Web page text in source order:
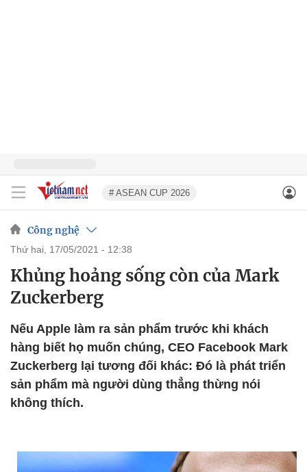
# ASEAN CUP 2026
Công nghệ
thứ hai, 17/05/2021 - 12:38
Khủng hoảng sống còn của Mark
Zuckerberg
Nếu Apple làm ra sản phẩm trước khi khách
hàng biết họ muốn chúng, CEO Facebook Mark
Zuckerberg lại tương đối khác: Đó là phát triển
sản phẩm mà người dùng thẳng thừng nói
không thích.